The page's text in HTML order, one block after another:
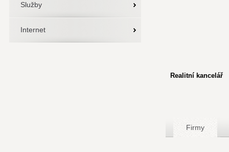
Služby
Internet
Realitní kancelář
Firmy